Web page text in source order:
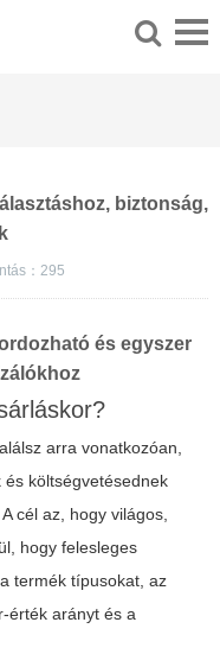
biztonság,
： 295
és egyszer
arra vonatkozóan,
költségvetésednek
cél az, hogy világos,
hogy felesleges
termék típusokat, az
érték arányt és a